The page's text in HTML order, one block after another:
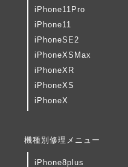
iPhone11Pro
iPhone11
iPhoneSE2
iPhoneXSMax
iPhoneXR
iPhoneXS
iPhoneX
機種別修理メニュー
iPhone8plus